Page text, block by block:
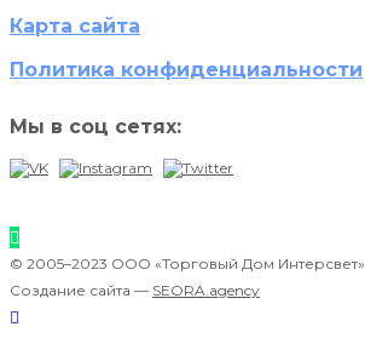
Карта сайта
Политика конфиденциальности
Мы в соц сетях:
© 2005–2023 ООО «Торговый Дом Интерсвет»
Создание сайта — SEORA.agency